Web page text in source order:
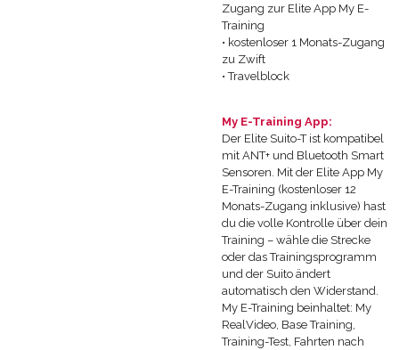
Zugang zur Elite App My E-
Training
• kostenloser 1 Monats-Zugang
zu Zwift
• Travelblock
My E-Training App:
Der Elite Suito-T ist kompatibel
mit ANT+ und Bluetooth Smart
Sensoren. Mit der Elite App My
E-Training (kostenloser 12
Monats-Zugang inklusive) hast
du die volle Kontrolle über dein
Training – wähle die Strecke
oder das Trainingsprogramm
und der Suito ändert
automatisch den Widerstand.
My E-Training beinhaltet: My
RealVideo, Base Training,
Training-Test, Fahrten nach